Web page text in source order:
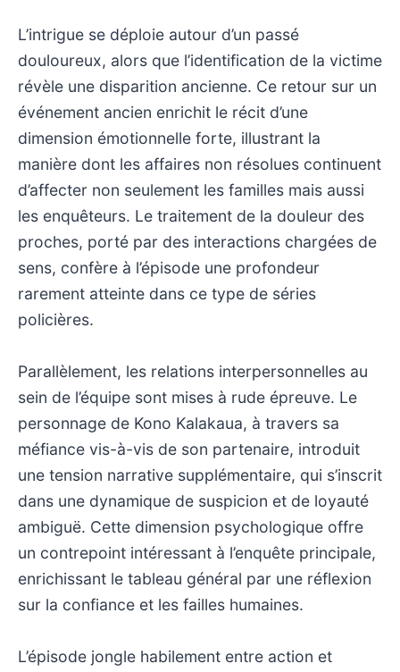
L’intrigue se déploie autour d’un passé
douloureux, alors que l’identification de la victime
révèle une disparition ancienne. Ce retour sur un
événement ancien enrichit le récit d’une
dimension émotionnelle forte, illustrant la
manière dont les affaires non résolues continuent
d’affecter non seulement les familles mais aussi
les enquêteurs. Le traitement de la douleur des
proches, porté par des interactions chargées de
sens, confère à l’épisode une profondeur
rarement atteinte dans ce type de séries
policières.
Parallèlement, les relations interpersonnelles au
sein de l’équipe sont mises à rude épreuve. Le
personnage de Kono Kalakaua, à travers sa
méfiance vis-à-vis de son partenaire, introduit
une tension narrative supplémentaire, qui s’inscrit
dans une dynamique de suspicion et de loyauté
ambiguë. Cette dimension psychologique offre
un contrepoint intéressant à l’enquête principale,
enrichissant le tableau général par une réflexion
sur la confiance et les failles humaines.
L’épisode jongle habilement entre action et